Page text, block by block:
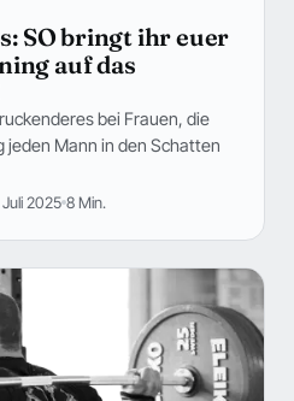
SO bringt ihr euer
auf das
bei Frauen, die
jeden Mann in den Schatten
2025 8 Min.